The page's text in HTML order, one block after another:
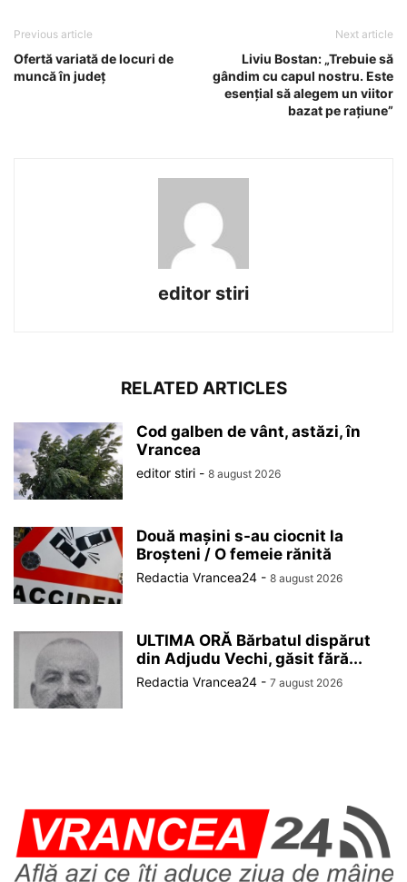
Previous article
Ofertă variată de locuri de
muncă în județ
Next article
Liviu Bostan: „Trebuie să
gândim cu capul nostru. Este
esențial să alegem un viitor
bazat pe rațiune”
editor stiri
RELATED ARTICLES
Cod galben de vânt, astăzi, în
Vrancea
editor stiri - 8 august 2026
Două mașini s-au ciocnit la
Broșteni / O femeie rănită
Redactia Vrancea24 - 8 august 2026
ULTIMA ORĂ Bărbatul dispărut
din Adjudu Vechi, găsit fără...
Redactia Vrancea24 - 7 august 2026